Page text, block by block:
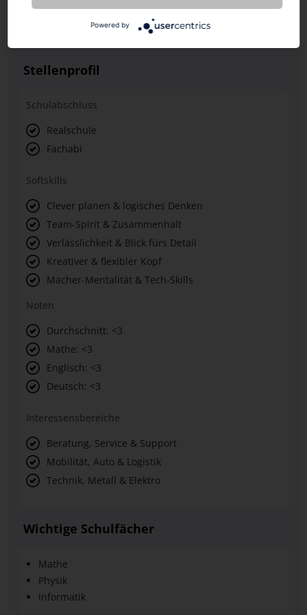
zudem fachkundig im Umgang mit verschiedensten
Prüf-, Mess- und Diagnoseverfahren und deren
korrekter Dokumentation.
Stellenprofil
Schulabschluss
Realschule
Fachabi
Softskills
Clever planen & logisches Denken
Team-Spirit & Zusammenhalt
Verlässlichkeit & Blick fürs Detail
Kreativer & flexibler Kopf
Macher-Mentalität & Tech-Skills
Noten
Durchschnitt: <3
Mathe: <3
Englisch: <3
Deutsch: <3
Interessensbereiche
Beratung, Service & Support
Mobilität, Auto & Logistik
Technik, Metall & Elektro
Wichtige Schulfächer
Mathe
Physik
Informatik
Powered by